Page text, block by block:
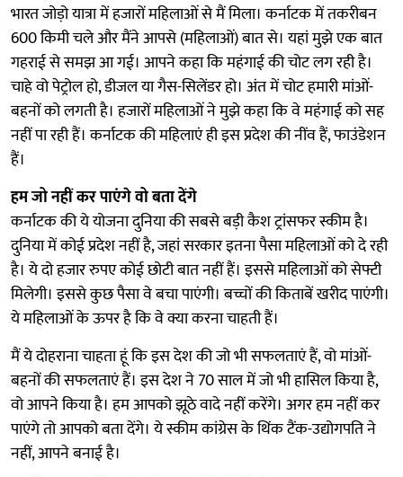
भारत जोड़ो यात्रा में हजारों महिलाओं से मैं मिला। कर्नाटक में तकरीबन
600 किमी चले और मैंने आपसे (महिलाओं) बात से। यहां मुझे एक बात
गहराई से समझ आ गई। आपने कहा कि महंगाई की चोट लग रही है।
चाहे वो पेट्रोल हो, डीजल या गैस-सिलेंडर हो। अंत में चोट हमारी मांओं-
बहनों को लगती है। हजारों महिलाओं ने मुझे कहा कि वे महंगाई को सह
नहीं पा रही हैं। कर्नाटक की महिलाएं ही इस प्रदेश की नींव हैं, फाउंडेशन
हैं।
हम जो नहीं कर पाएंगे वो बता देंगे
कर्नाटक की ये योजना दुनिया की सबसे बड़ी कैश ट्रांसफर स्कीम है।
दुनिया में कोई प्रदेश नहीं है, जहां सरकार इतना पैसा महिलाओं को दे रही
है। ये दो हजार रुपए कोई छोटी बात नहीं हैं। इससे महिलाओं को सेफ्टी
मिलेगी। इससे कुछ पैसा वे बचा पाएंगी। बच्चों की किताबें खरीद पाएंगी।
ये महिलाओं के ऊपर है कि वे क्या करना चाहती हैं।
मैं ये दोहराना चाहता हूं कि इस देश की जो भी सफलताएं हैं, वो मांओं-
बहनों की सफलताएं हैं। इस देश ने 70 साल में जो भी हासिल किया है,
वो आपने किया है। हम आपको झूठे वादे नहीं करेंगे। अगर हम नहीं कर
पाएंगे तो आपको बता देंगे। ये स्कीम कांग्रेस के थिंक टैंक-उद्योगपति ने
नहीं, आपने बनाई है।